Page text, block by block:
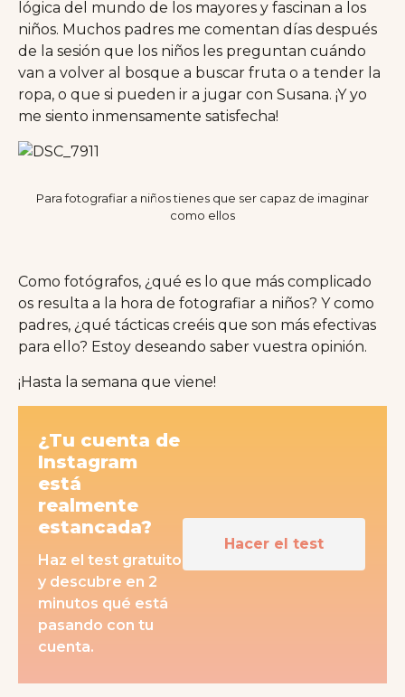
lógica del mundo de los mayores y fascinan a los
niños. Muchos padres me comentan días después
de la sesión que los niños les preguntan cuándo
van a volver al bosque a buscar fruta o a tender la
ropa, o que si pueden ir a jugar con Susana. ¡Y yo
me siento inmensamente satisfecha!
Para fotografiar a niños tienes que ser capaz de imaginar
como ellos
Como fotógrafos, ¿qué es lo que más complicado
os resulta a la hora de fotografiar a niños? Y como
padres, ¿qué tácticas creéis que son más efectivas
para ello? Estoy deseando saber vuestra opinión.
¡Hasta la semana que viene!
¿Tu cuenta de
Instagram
está
realmente
estancada?
Haz el test gratuito
y descubre en 2
minutos qué está
pasando con tu
cuenta.
Hacer el test